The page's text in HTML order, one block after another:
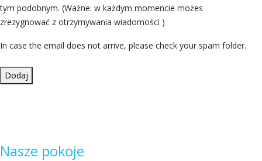
tym podobnym. (Ważne: w każdym momencie możes
zrezygnować z otrzymywania wiadomości )
In case the email does not arrive, please check your spam folder.
Dodaj
Nasze pokoje